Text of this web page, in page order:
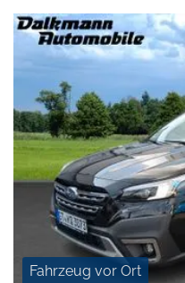
Fahrzeug vor Ort